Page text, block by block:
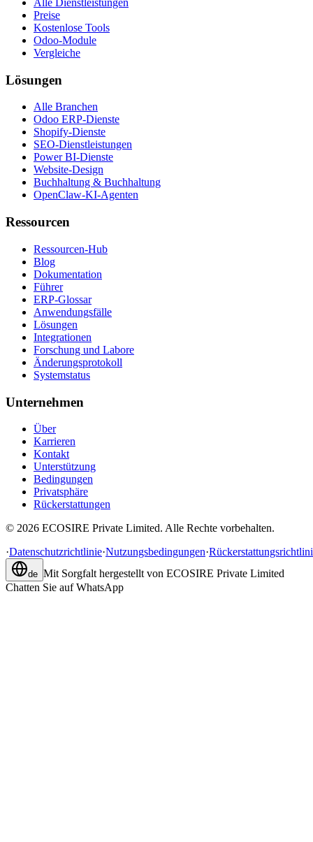
Alle Dienstleistungen
Preise
Kostenlose Tools
Odoo-Module
Vergleiche
Lösungen
Alle Branchen
Odoo ERP-Dienste
Shopify-Dienste
SEO-Dienstleistungen
Power BI-Dienste
Website-Design
Buchhaltung & Buchhaltung
OpenClaw-KI-Agenten
Ressourcen
Ressourcen-Hub
Blog
Dokumentation
Führer
ERP-Glossar
Anwendungsfälle
Lösungen
Integrationen
Forschung und Labore
Änderungsprotokoll
Systemstatus
Unternehmen
Über
Karrieren
Kontakt
Unterstützung
Bedingungen
Privatsphäre
Rückerstattungen
© 2026 ECOSIRE Private Limited. Alle Rechte vorbehalten.
·Datenschutzrichtlinie·Nutzungsbedingungen·
de Mit Sorgfalt hergestellt von ECOSIRE Private Limited
Chatten Sie auf WhatsApp